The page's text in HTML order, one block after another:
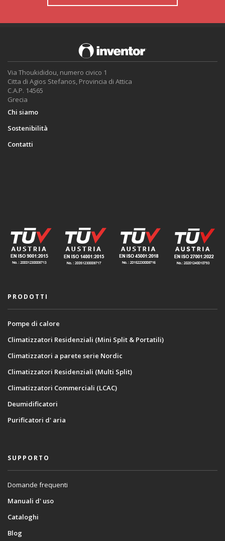
Via Thoukididou, numero civico 1
Citta di Agios Stefanos, Provincia di Attica
C.A.P. 14565
Grecia
Chi siamo
Sostenibilità
Contatti
PRODOTTI
Pompe di calore
Climatizzatori Residenziali (Mini Split & Portatili)
Climatizzatori a parete serie Nordic
Climatizzatori Residenziali (Multi Split)
Climatizzatori Commerciali (LCAC)
Deumidificatori
Purificatori d' aria
SUPPORTO
Domande frequenti
Manuali d' uso
Cataloghi
Blog